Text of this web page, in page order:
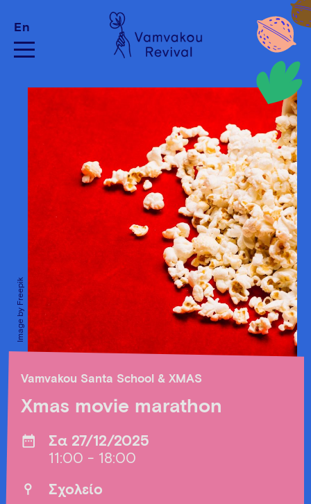
En
Image by Freepik
Vamvakou Santa School & XMAS
Xmas movie marathon
Σα 27/12/2025
11:00 - 18:00
Σχολείο